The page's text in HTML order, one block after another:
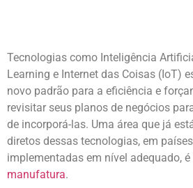
Tecnologias como Inteligência
Learning e Internet das Coisas (IoT)
novo padrão para a eficiência e
revisitar seus planos de negócios
de incorporá-las. Uma área que já
diretos dessas tecnologias, em
implementadas em nível adequado,
manufatura.